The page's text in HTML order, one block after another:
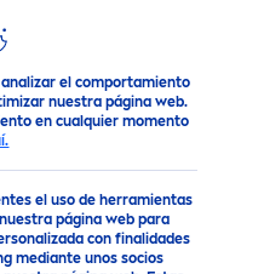
el comportamiento
nuestra página web.
en cualquier momento
el uso de herramientas
página web para
con finalidades
mediante unos socios
VERDAD SOBRE EL VELLO